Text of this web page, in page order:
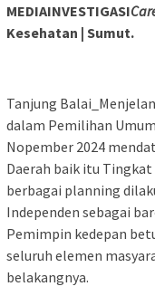
MEDIAINVESTIGASI
Kesehatan | Sumut.
Tanjung
dalam Pemilihan
Nopember 2024
Daerah baik itu
berbagai planning
Independen sebagai
Pemimpin kedepan
seluruh elemen
belakangnya.